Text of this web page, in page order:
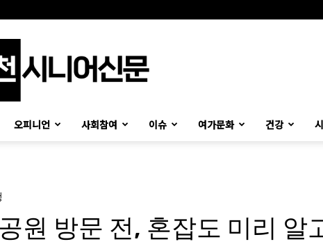
시
오피니언 사회참여 이슈 여가문화 건강
원 방문 전, 혼잡도 미리 알